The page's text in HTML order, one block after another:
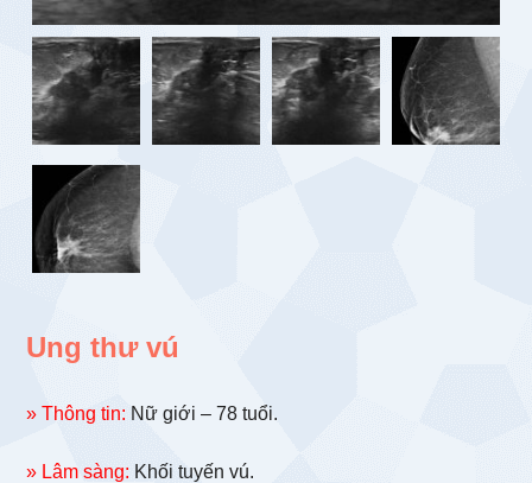
Ung thư vú
» Thông tin: Nữ giới – 78 tuổi.
» Lâm sàng: Khối tuyến vú.